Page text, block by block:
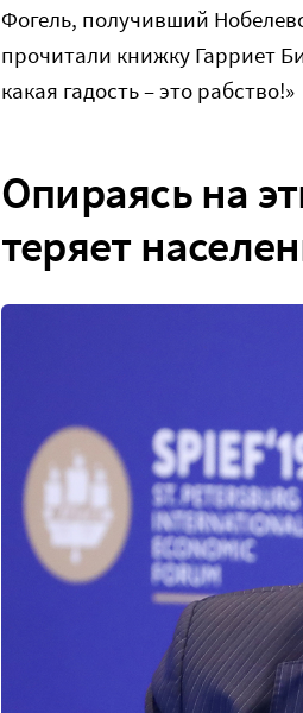
Фогель, получивший
прочитали книжку Гарриет
какая гадость – это рабство!»
Опираясь на
теряет